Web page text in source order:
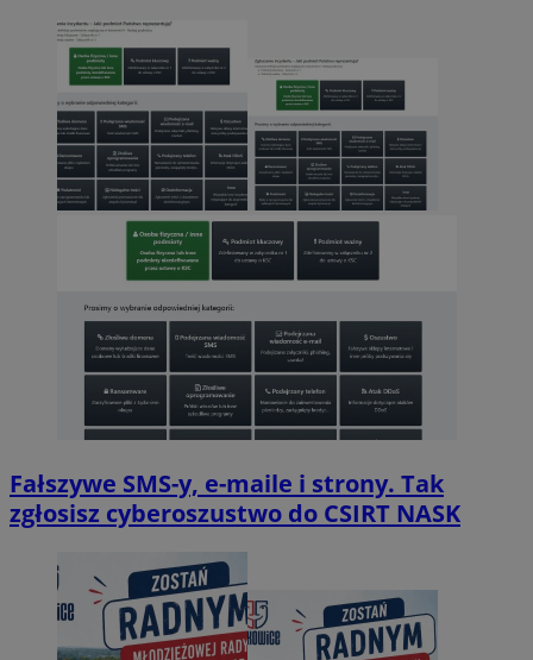
Fałszywe SMS-y, e-maile i strony. Tak
zgłosisz cyberoszustwo do CSIRT NASK